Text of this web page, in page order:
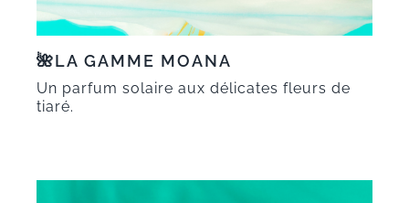
🌺LA GAMME MOANA
Un parfum solaire aux délicates fleurs de
tiaré.